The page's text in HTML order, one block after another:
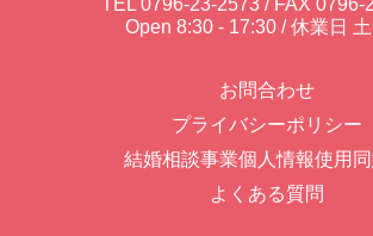
TEL0796-23-2573/ FAX 0796-
Open 8:30 - 17:30 / 休業日
お問合わせ
プライバシーポリシー
結婚相談事業個人情報使用
よくある質問